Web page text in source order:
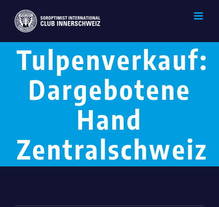
content
Tulpenverkauf:
Dargebotene
Hand
Zentralschweiz